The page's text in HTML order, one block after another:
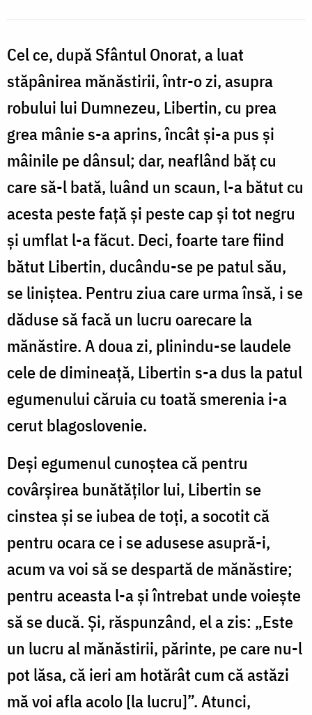
Cel ce, după Sfântul Onorat, a luat
stăpânirea mănăstirii, într-o zi, asupra
robului lui Dumnezeu, Libertin, cu prea
grea mânie s-a aprins, încât și-a pus și
mâinile pe dânsul; dar, neaflând băț cu
care să-l bată, luând un scaun, l-a bătut cu
acesta peste față și peste cap și tot negru
și umflat l-a făcut. Deci, foarte tare fiind
bătut Libertin, ducân­du-se pe patul său,
se liniștea. Pentru ziua care urma însă, i se
dăduse să facă un lucru oarecare la
mănăstire. A doua zi, plinindu-se laudele
cele de dimineață, Libertin s-a dus la patul
egumenului căruia cu toată smerenia i-a
cerut blagoslovenie.
Deși egumenul cunoștea că pentru
covârșirea bunătăților lui, Libertin se
cinstea și se iubea de toți, a socotit că
pentru oca­ra ce i se adusese asupră-i,
acum va voi să se despartă de mănăstire;
pentru aceasta l-a și întrebat unde voiește
să se ducă. Și, răs­punzând, el a zis: „Este
un lucru al mănăs­tirii, părinte, pe care nu-l
pot lăsa, că ieri am hotărât cum că astăzi
mă voi afla acolo [la lucru]”. Atunci,